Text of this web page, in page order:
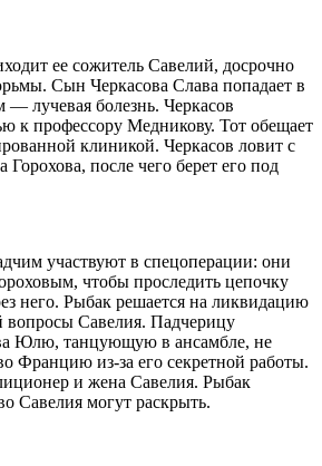
ее сожитель Савелий, досрочно
Сын Черкасова Слава попадает в
— лучевая болезнь. Черкасов
к профессору Медникову. Тот обещает
клиникой. Черкасов ловит с
после чего берет его под
участвуют в спецоперации: они
чтобы проследить цепочку
него. Рыбак решается на ликвидацию
вопросы Савелия. Падчерицу
Юлю, танцующую в ансамбле, не
Францию из-за его секретной работы.
и жена Савелия. Рыбак
Савелия могут раскрыть.